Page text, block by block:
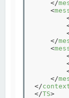
</
<
</
<
</
</
</TS>